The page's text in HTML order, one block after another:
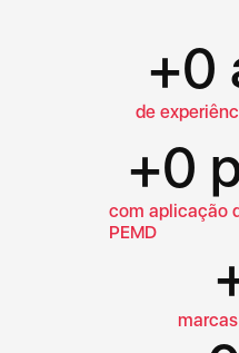
de
+0
com aplicação
PEMD
+0